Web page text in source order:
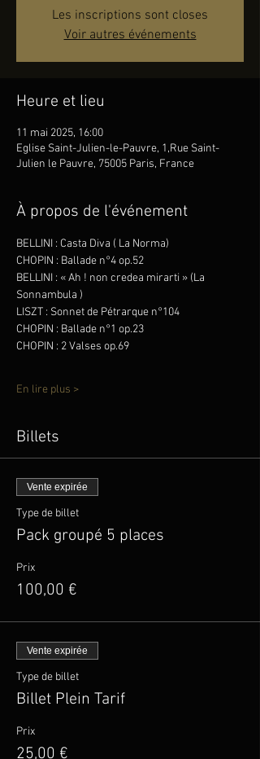
Les inscriptions sont closes
Voir autres événements
Heure et lieu
11 mai 2025, 16:00
Eglise Saint-Julien-le-Pauvre, 1,Rue Saint-
Julien le Pauvre, 75005 Paris, France
À propos de l'événement
BELLINI : Casta Diva ( La Norma)
CHOPIN : Ballade n°4 op.52
BELLINI : « Ah ! non credea mirarti » (La
Sonnambula )
LISZT : Sonnet de Pétrarque n°104
CHOPIN : Ballade n°1 op.23
CHOPIN : 2 Valses op.69
En lire plus >
Billets
Vente expirée
Type de billet
Pack groupé 5 places
Prix
100,00 €
Vente expirée
Type de billet
Billet Plein Tarif
Prix
25,00 €